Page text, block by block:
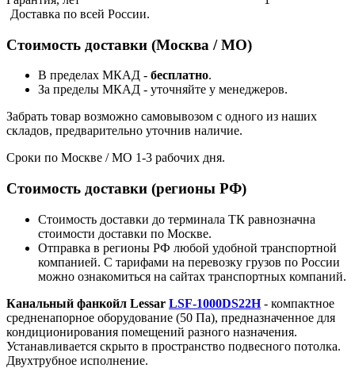
Доставка по всей России.
Стоимость доставки (Москва / МО)
В пределах МКАД - бесплатно.
За пределы МКАД - уточняйте у менеджеров.
Забрать товар возможно самовывозом с одного из наших
складов, предварительно уточнив наличие.
Сроки по Москве / МО 1-3 рабочих дня.
Стоимость доставки (регионы РФ)
Стоимость доставки до терминала ТК равнозначна
стоимости доставки по Москве.
Отправка в регионы РФ любой удобной транспортной
компанией. С тарифами на перевозку грузов по России
можно ознакомиться на сайтах транспортных компаний.
Канальный фанкойл Lessar LSF-1000DS22H- компактное
средненапорное оборудование (50 Па), предназначенное для
кондиционирования помещений разного назначения.
Устанавливается скрыто в пространство подвесного потолка.
Двухтрубное исполнение.